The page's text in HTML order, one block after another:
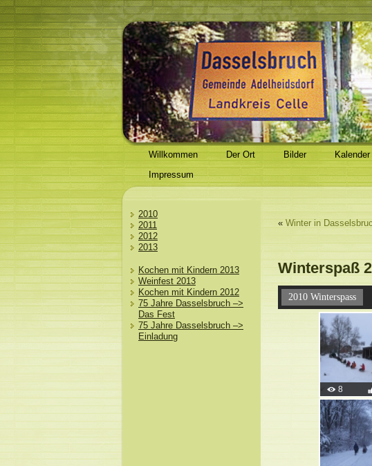
Willkommen Der Ort Bilder Kalender
Impressum
2010
2011
2012
2013
Kochen mit Kindern 2013
Weinfest 2013
Kochen mit Kindern 2012
75 Jahre Dasselsbruch –>
Das Fest
75 Jahre Dasselsbruch –>
Einladung
« Winter in
Winterspaß
2010 Winterspass
8